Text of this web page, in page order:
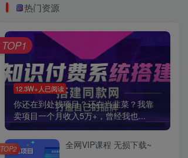
热门资源
12.3W+人已阅读
你还在到处找项目？还在当韭菜？我靠
卖项目一个月收入5万+，曾经我也...
TOP1
全网VIP课程 无损下载~
TOP2